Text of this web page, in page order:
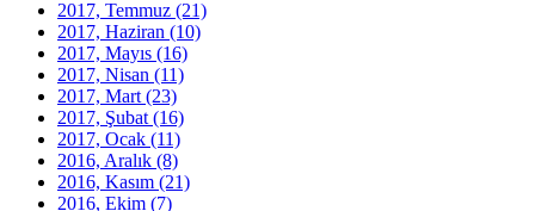
2017, Temmuz (21)
2017, Haziran (10)
2017, Mayıs (16)
2017, Nisan (11)
2017, Mart (23)
2017, Şubat (16)
2017, Ocak (11)
2016, Aralık (8)
2016, Kasım (21)
2016, Ekim (7)